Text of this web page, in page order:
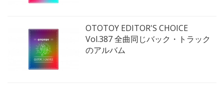
OTOTOY EDITOR'S CHOICE
Vol.387 全曲同じバック・トラック
のアルバム